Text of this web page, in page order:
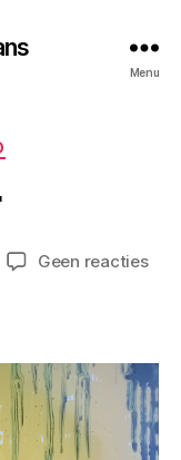
Menu
Geen reactiesop